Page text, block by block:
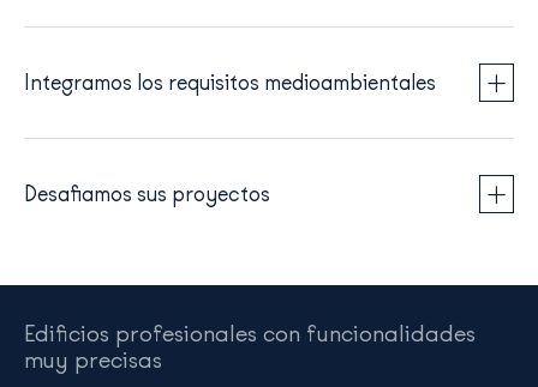
Integramos los requisitos medioambientales
Desafiamos sus proyectos
Edificios profesionales con funcionalidades
muy precisas